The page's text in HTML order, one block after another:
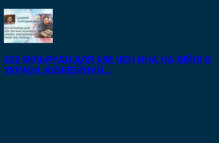
$22 МІЛЬЯРДИ ДЛЯ КІМ ЧЕН ИНА НА ВІЙНІ В
УКРАЇНІ, ЮВІЛЕЙНИЙ...